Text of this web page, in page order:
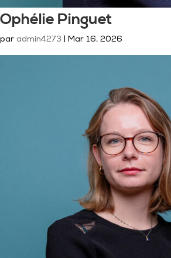
Ophélie Pinguet
par admin4273 Mar 16, 2026